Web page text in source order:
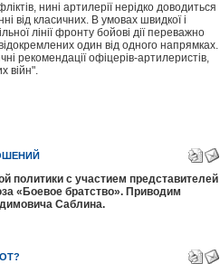
нині артилерії нерідко доводиться
від класичних. В умовах швидкої і
лінії фронту бойові дії переважно
один від одного напрямках.
рекомендації офіцерів-артилеристів,
війн".
политики с участием представителей
«Боевое братство». Приводим
Саблина.